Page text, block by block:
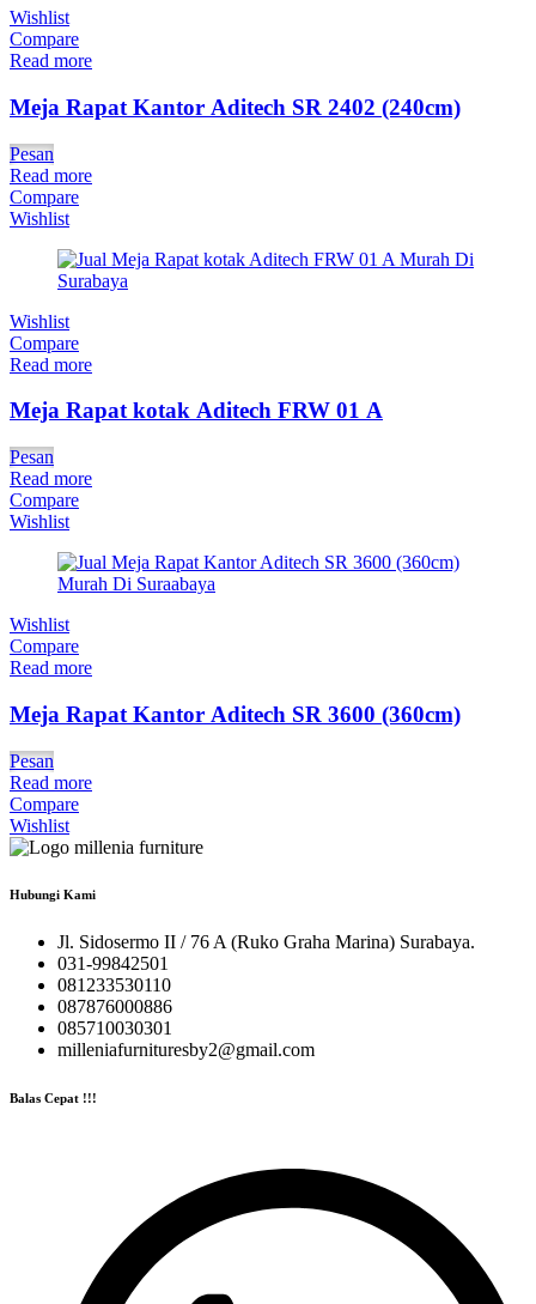
Wishlist
Compare
Read more
Meja Rapat Kantor Aditech SR 2402 (240cm)
Pesan
Read more
Compare
Wishlist
Wishlist
Compare
Read more
Meja Rapat kotak Aditech FRW 01 A
Pesan
Read more
Compare
Wishlist
Wishlist
Compare
Read more
Meja Rapat Kantor Aditech SR 3600 (360cm)
Pesan
Read more
Compare
Wishlist
Hubungi Kami
Jl. Sidosermo II / 76 A (Ruko Graha Marina) Surabaya.
031-99842501
081233530110
087876000886
085710030301
milleniafurnituresby2@gmail.com
Balas Cepat !!!